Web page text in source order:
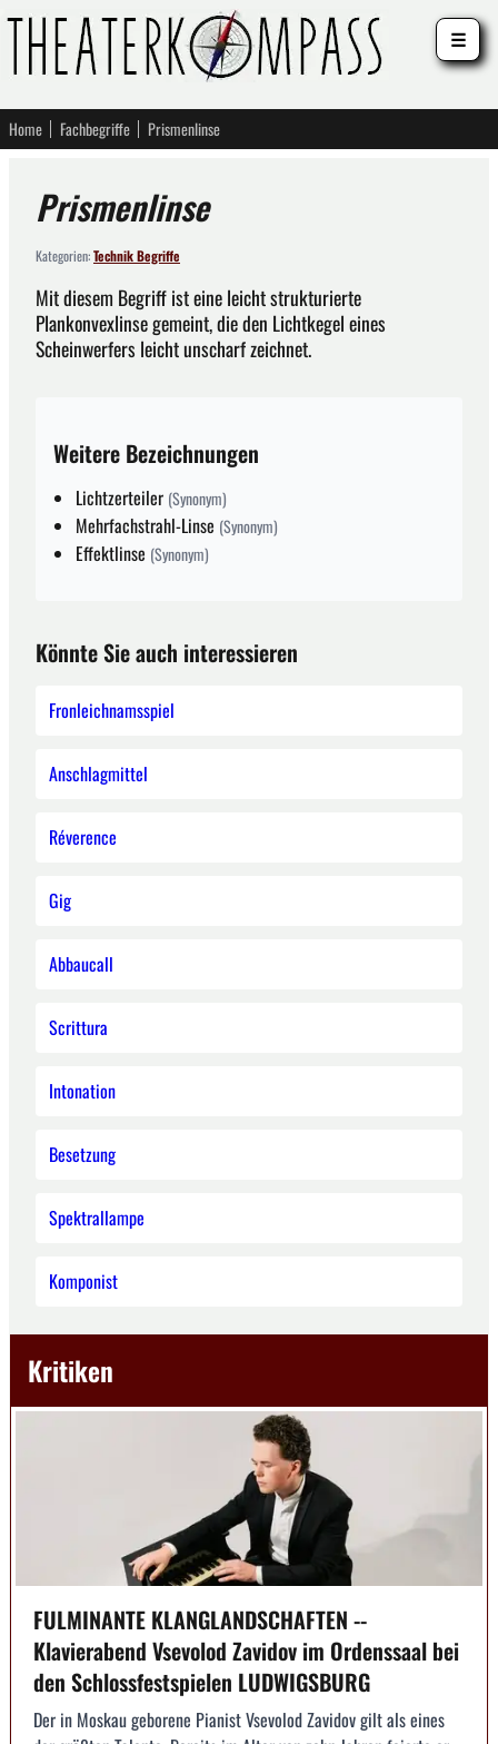
Home Fachbegriffe Prismenlinse
Prismenlinse
Kategorien:Technik Begriffe
Mit diesem Begriff ist eine leicht strukturierte
Plankonvexlinse gemeint, die den Lichtkegel eines
Scheinwerfers leicht unscharf zeichnet.
Weitere Bezeichnungen
Lichtzerteiler (Synonym)
Mehrfachstrahl-Linse (Synonym)
Effektlinse (Synonym)
Könnte Sie auch interessieren
Fronleichnamsspiel
Anschlagmittel
Réverence
Gig
Abbaucall
Scrittura
Intonation
Besetzung
Spektrallampe
Komponist
Kritiken
FULMINANTE KLANGLANDSCHAFTEN --
Klavierabend Vsevolod Zavidov im Ordenssaal bei
den Schlossfestspielen LUDWIGSBURG
Der in Moskau geborene Pianist Vsevolod Zavidov gilt als eines
☰